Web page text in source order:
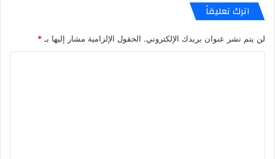
اترك تعليقاً
لن يتم نشر عنوان بريدك الإلكتروني. الحقول الإلزامية مشار إليها بـ *